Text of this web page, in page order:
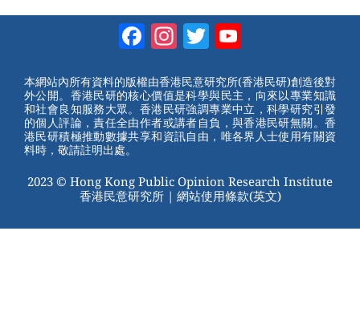
st b
o
o
k
tt
er
Facebook
Instagram
Twitter
本網站內所有資料的版權由香港民意研究所(香港民研)創造後對
外公開。香港民研的核心價值是科學與民主，向來以專業知識
和社會良知服務大眾。香港民研強調專業中立，科學研究引發
的個人評論，責任全由作者或講者自負，與香港民研無關。香
港民研積極推動數據共享和資訊自由，唯各界人士使用有關資
料時，敬請註明出處。
2023 © Hong Kong Public Opinion Research Institute
香港民意研究所 | 網站使用條款(英文)